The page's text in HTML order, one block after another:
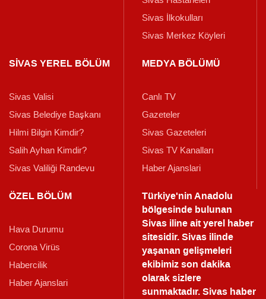
Sivas İlkokulları
Sivas Merkez Köyleri
SİVAS YEREL BÖLÜM
Sivas Valisi
Sivas Belediye Başkanı
Hilmi Bilgin Kimdir?
Salih Ayhan Kimdir?
Sivas Valiliği Randevu
MEDYA BÖLÜMÜ
Canlı TV
Gazeteler
Sivas Gazeteleri
Sivas TV Kanalları
Haber Ajanslari
ÖZEL BÖLÜM
Hava Durumu
Corona Virüs
Habercilik
Haber Ajanslari
Türkiye'nin Anadolu
bölgesinde bulunan
Sivas iline ait yerel haber
sitesidir. Sivas ilinde
yaşanan gelişmeleri
ekibimiz son dakika
olarak sizlere
sunmaktadır.Sivas haber